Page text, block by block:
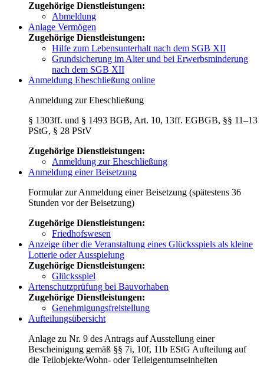
Zugehörige Dienstleistungen:
Abmeldung
Anlage Vermögen
Zugehörige Dienstleistungen:
Hilfe zum Lebensunterhalt nach dem SGB XII
Grundsicherung im Alter und bei Erwerbsminderung
nach dem SGB XII
Anmeldung Eheschließung online
Anmeldung zur Eheschließung
§ 1303ff. und § 1493 BGB, Art. 10, 13ff. EGBGB, §§ 11–13
PStG, § 28 PStV
Zugehörige Dienstleistungen:
Anmeldung zur Eheschließung
Anmeldung einer Beisetzung
Formular zur Anmeldung einer Beisetzung (spätestens 36
Stunden vor der Beisetzung)
Zugehörige Dienstleistungen:
Friedhofswesen
Anzeige über die Veranstaltung eines Glücksspiels als kleine
Lotterie oder Ausspielung
Zugehörige Dienstleistungen:
Glücksspiel
Artenschutzprüfung bei Bauvorhaben
Zugehörige Dienstleistungen:
Genehmigungsfreistellung
Aufteilungsübersicht
Anlage zu Nr. 9 des Antrags auf Ausstellung einer
Bescheinigung gemäß §§ 7i, 10f, 11b EStG Aufteilung auf
die Teilobjekte/Wohn- oder Teileigentumseinheiten